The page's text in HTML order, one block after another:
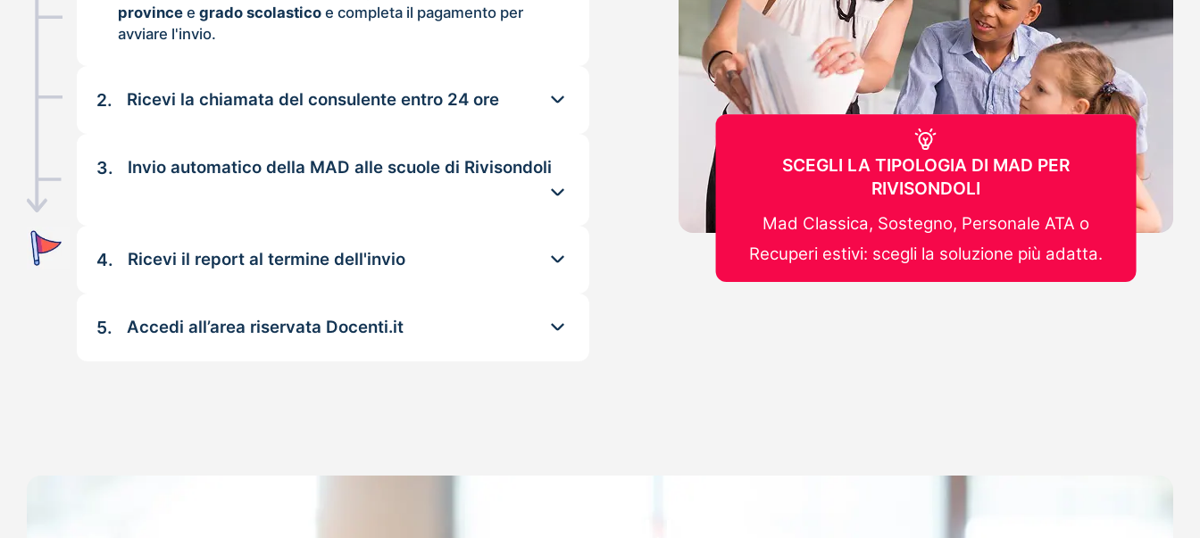
province egrado scolastico e completa il pagamento per
avviare l'invio.
2. Ricevi la chiamata del consulente entro 24 ore
3. Invio automatico della MAD alle scuole di Rivisondoli
4. Ricevi il report al termine dell'invio
5. Accedi all’area riservata Docenti.it
SCEGLI LA TIPOLOGIA DI MAD PER
RIVISONDOLI
Mad Classica, Sostegno, Personale ATA o
Recuperi estivi: scegli la soluzione più adatta.